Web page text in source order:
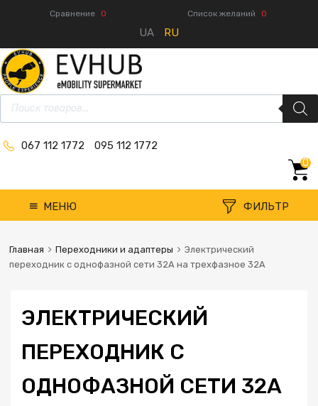
Сравнение 0 Список желаний 0
UA RU
067 112 1772 095 112 1772
0
МЕНЮ ФИЛЬТР
Главная Переходники и адаптеры
Электрический
переходник с однофазной сети 32А на трехфазное 32А
ЭЛЕКТРИЧЕСКИЙ
ПЕРЕХОДНИК С
ОДНОФАЗНОЙ СЕТИ 32А